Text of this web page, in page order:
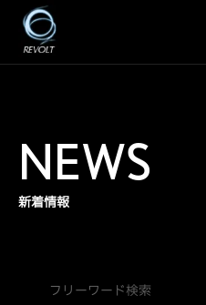
NEWS
新着情報